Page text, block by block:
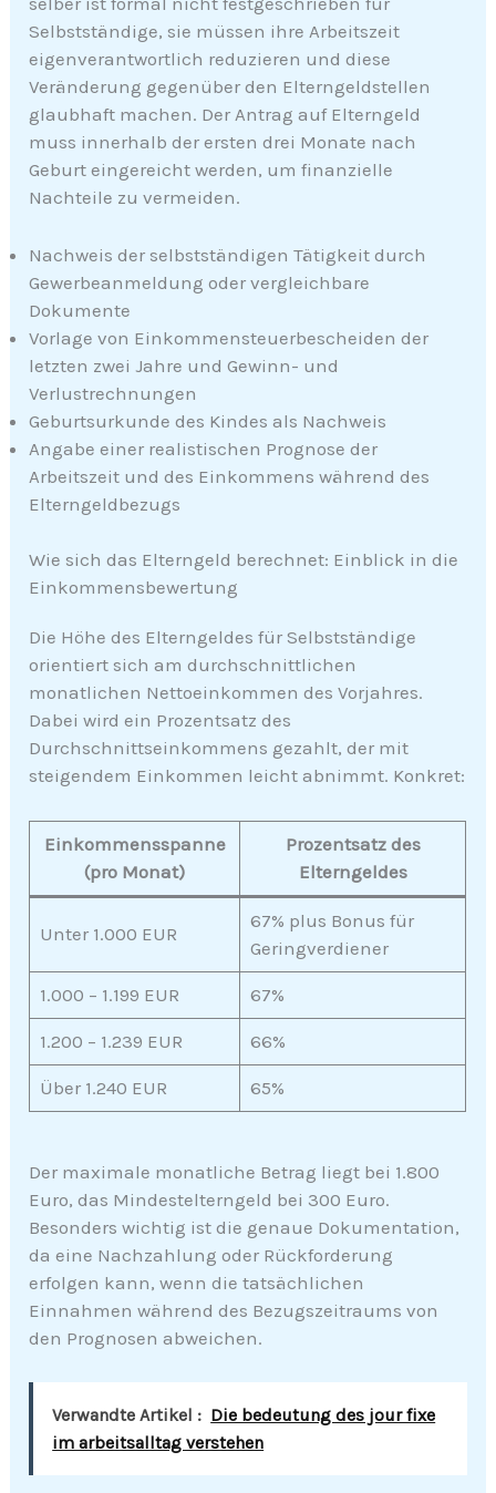
Selbstständige, sie müssen ihre Arbeitszeit
eigenverantwortlich reduzieren und diese
Veränderung gegenüber den Elterngeldstellen
glaubhaft machen. Der Antrag auf Elterngeld
muss innerhalb der ersten drei Monate nach
Geburt eingereicht werden, um finanzielle
Nachteile zu vermeiden.
Nachweis der selbstständigen Tätigkeit durch
Gewerbeanmeldung oder vergleichbare
Dokumente
Vorlage von Einkommensteuerbescheiden der
letzten zwei Jahre und Gewinn- und
Verlustrechnungen
Geburtsurkunde des Kindes als Nachweis
Angabe einer realistischen Prognose der
Arbeitszeit und des Einkommens während des
Elterngeldbezugs
Wie sich das Elterngeld berechnet: Einblick in die
Einkommensbewertung
Die Höhe des Elterngeldes für Selbstständige
orientiert sich am durchschnittlichen
monatlichen Nettoeinkommen des Vorjahres.
Dabei wird ein Prozentsatz des
Durchschnittseinkommens gezahlt, der mit
steigendem Einkommen leicht abnimmt. Konkret:
Einkommensspanne
(pro Monat)
Prozentsatz des
Elterngeldes
Unter 1.000 EUR
67% plus Bonus für
Geringverdiener
1.000 – 1.199 EUR 67%
1.200 – 1.239 EUR 66%
Über 1.240 EUR 65%
Der maximale monatliche Betrag liegt bei 1.800
Euro, das Mindestelterngeld bei 300 Euro.
Besonders wichtig ist die genaue Dokumentation,
da eine Nachzahlung oder Rückforderung
erfolgen kann, wenn die tatsächlichen
Einnahmen während des Bezugszeitraums von
den Prognosen abweichen.
Verwandte Artikel : Die bedeutung des jour fixe
im arbeitsalltag verstehen